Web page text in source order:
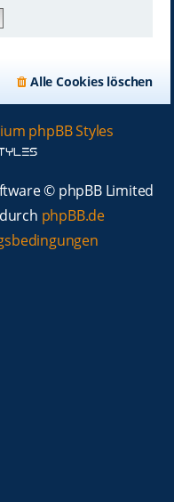
Alle Cookies löschen
phpBB Styles
© phpBB Limited
phpBB.de